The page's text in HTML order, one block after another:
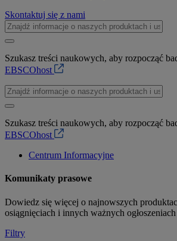
Skontaktuj się z nami
Szukasz treści naukowych, aby rozpocząć
EBSCOhost
Szukasz treści naukowych, aby rozpocząć
EBSCOhost
Centrum Informacyjne
Komunikaty prasowe
Dowiedz się więcej o najnowszych
osiągnięciach i innych ważnych
Filtry